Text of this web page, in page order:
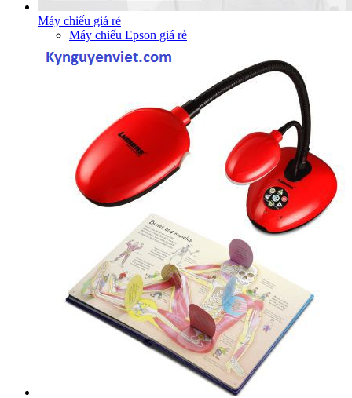
Máy chiếu giá rẻ
Máy chiếu Epson giá rẻ